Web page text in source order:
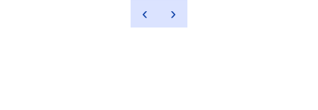
‹ ›